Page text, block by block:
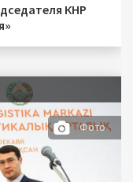
КНР
Фото